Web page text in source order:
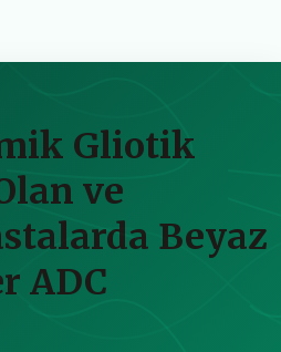
Gliotik
ve
Beyaz
ADC